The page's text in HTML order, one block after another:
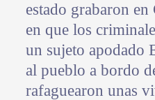
estado grabaron
en que los
un sujeto apodado
al pueblo a bordo
rafaguearon unas